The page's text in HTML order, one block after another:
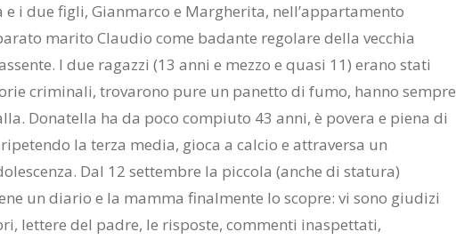
i due figli, Gianmarco e Margherita, nell’appartamento
marito Claudio come badante regolare della vecchia
I due ragazzi (13 anni e mezzo e quasi 11) erano stati
criminali, trovarono pure un panetto di fumo, hanno sempre
Donatella ha da poco compiuto 43 anni, è povera e piena di
la terza media, gioca a calcio e attraversa un
Dal 12 settembre la piccola (anche di statura)
un diario e la mamma finalmente lo scopre: vi sono giudizi
lettere del padre, le risposte, commenti inaspettati,